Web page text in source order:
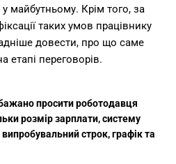
у майбутньому. Крім того, за
таких умов працівнику
довести, про що саме
етапі переговорів.
просити роботодавця
розмір зарплати, систему
строк, графік та